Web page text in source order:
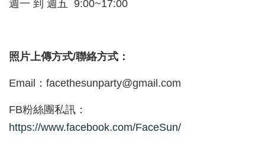
週一 到 週五 9:00~17:00
照片上傳方式/聯絡方式：
Email：facethesunparty@gmail.com
FB粉絲團私訊：
https://www.facebook.com/FaceSun/